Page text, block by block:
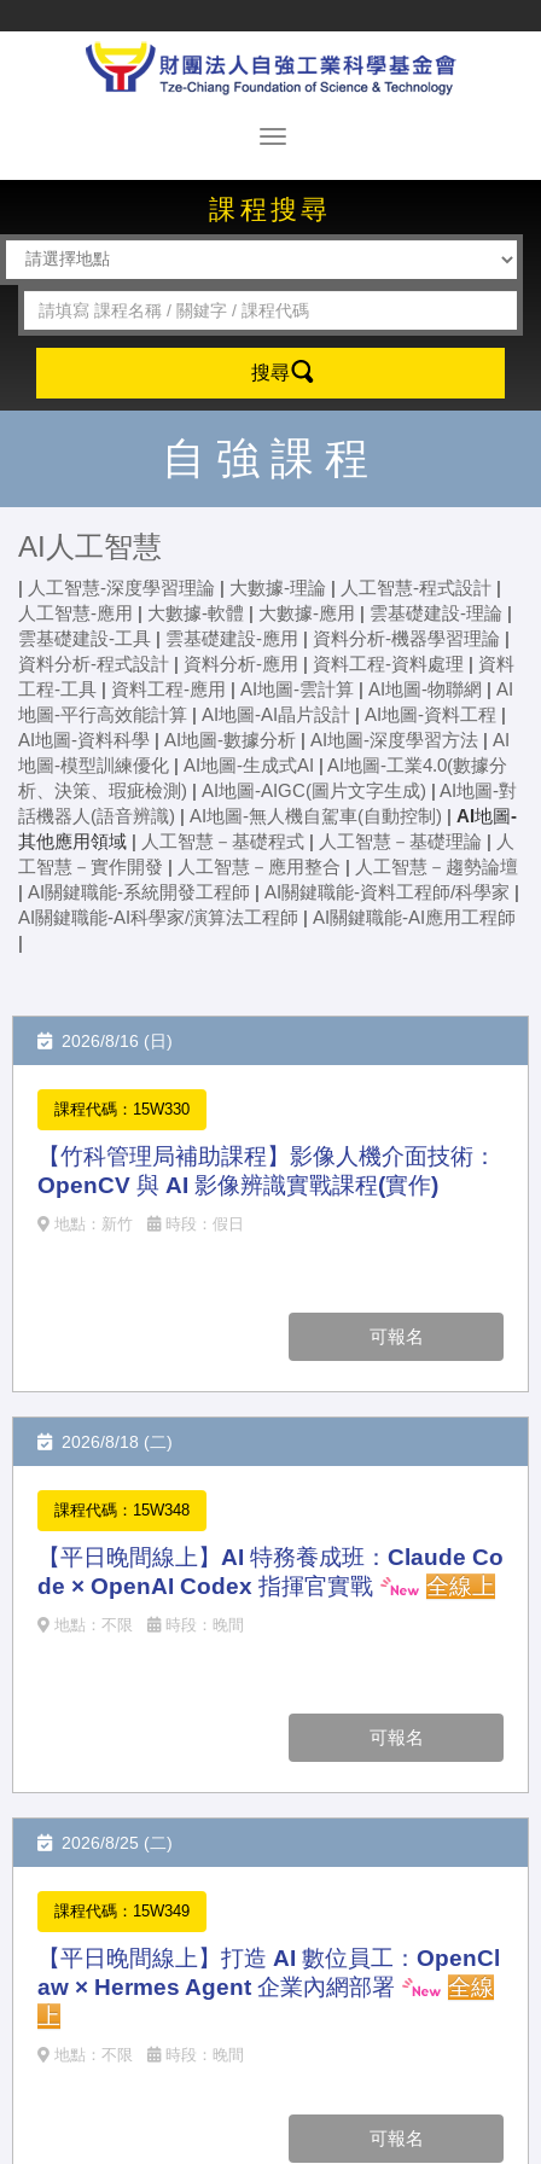
課程搜尋
搜尋
自強課程
AI人工智慧
| 人工智慧-深度學習理論 | 大數據-理論 | 人工智慧-程式設計 |
人工智慧-應用 | 大數據-軟體 | 大數據-應用 | 雲基礎建設-理論 |
雲基礎建設-工具 | 雲基礎建設-應用 | 資料分析-機器學習理論 |
資料分析-程式設計 | 資料分析-應用 | 資料工程-資料處理 | 資料
工程-工具 | 資料工程-應用 | AI地圖-雲計算 | AI地圖-物聯網 | AI
地圖-平行高效能計算 | AI地圖-AI晶片設計 | AI地圖-資料工程 |
AI地圖-資料科學 | AI地圖-數據分析 | AI地圖-深度學習方法 | AI
地圖-模型訓練優化 | AI地圖-生成式AI | AI地圖-工業4.0(數據分
析、決策、瑕疵檢測) | AI地圖-AIGC(圖片文字生成) | AI地圖-對
話機器人(語音辨識) | AI地圖-無人機自駕車(自動控制) | AI地圖-
其他應用領域 | 人工智慧－基礎程式 | 人工智慧－基礎理論 | 人
工智慧－實作開發 | 人工智慧－應用整合 | 人工智慧－趨勢論壇
| AI關鍵職能-系統開發工程師 | AI關鍵職能-資料工程師/科學家 |
AI關鍵職能-AI科學家/演算法工程師 | AI關鍵職能-AI應用工程師
|
2026/8/16 (日)
課程代碼：15W330
【竹科管理局補助課程】影像人機介面技術：
OpenCV 與 AI 影像辨識實戰課程(實作)
地點：新竹 時段：假日
可報名
2026/8/18 (二)
課程代碼：15W348
【平日晚間線上】AI 特務養成班：Claude Co
de × OpenAI Codex 指揮官實戰
全線上
地點：不限 時段：晚間
可報名
2026/8/25 (二)
課程代碼：15W349
【平日晚間線上】打造 AI 數位員工：OpenCl
aw × Hermes Agent 企業內網部署
全線
上
地點：不限 時段：晚間
可報名